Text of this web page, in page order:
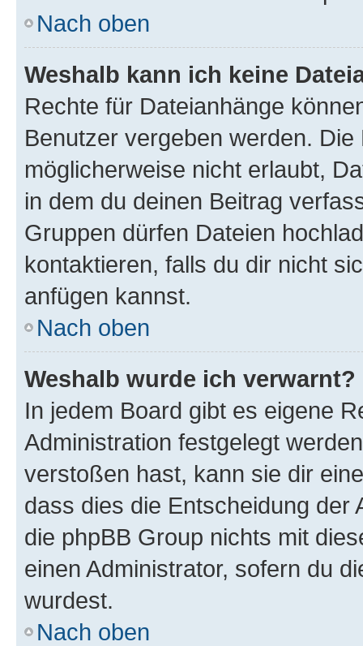
Nach oben
Weshalb kann ich keine
Rechte für Dateianhänge
Benutzer vergeben werden.
möglicherweise nicht erlaubt,
in dem du deinen Beitrag
Gruppen dürfen Dateien
kontaktieren, falls du dir nicht
anfügen kannst.
Nach oben
Weshalb wurde ich verwarnt?
In jedem Board gibt es eigene
Administration festgelegt
verstoßen hast, kann sie dir
dass dies die Entscheidung der
die phpBB Group nichts mit
einen Administrator, sofern du
wurdest.
Nach oben